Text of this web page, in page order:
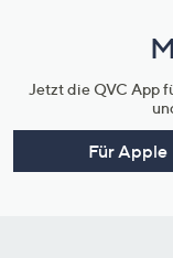
Jetzt die QVC App
Für Apple